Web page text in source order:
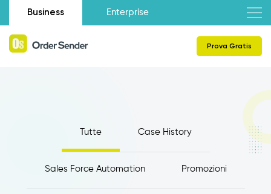
Business Enterprise
Prova Gratis
Tutte Case History
Sales Force Automation Promozioni